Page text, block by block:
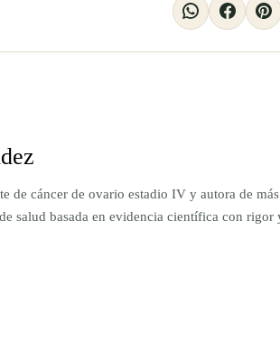
de cáncer de ovario estadio IV y autora de
salud basada en evidencia científica con rigor